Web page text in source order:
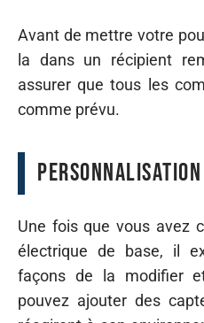
Avant de mettre votre
la dans un récipient
assurer que tous les
comme prévu.
Une fois que vous avez
électrique de base, il
façons de la modifier
pouvez ajouter des